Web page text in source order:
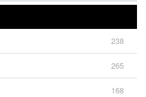
238
265
168